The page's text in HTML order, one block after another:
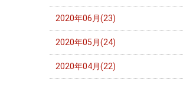
2020年06月(23)
2020年05月(24)
2020年04月(22)